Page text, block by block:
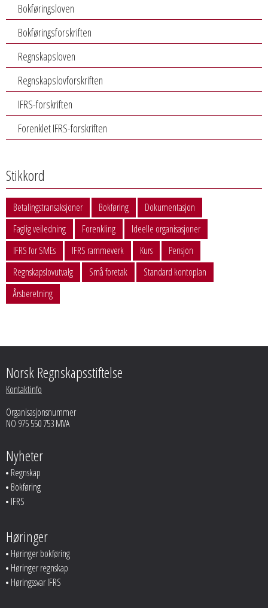
Bokføringsloven
Bokføringsforskriften
Regnskapsloven
Regnskapslovforskriften
IFRS-forskriften
Forenklet IFRS-forskriften
Stikkord
Betalingstransaksjoner Bokføring
Dokumentasjon
Faglig veiledning
Forenkling
Ideelle organisasjoner
IFRS for SMEs
IFRS rammeverk Kurs
Pensjon
Regnskapslovutvalg
Små foretak
Standard kontoplan
Årsberetning
Norsk Regnskapsstiftelse
Kontaktinfo
Organisasjonsnummer
NO 975 550 753 MVA
Nyheter
Regnskap
Bokføring
IFRS
Høringer
Høringer bokføring
Høringer regnskap
Høringssvar IFRS